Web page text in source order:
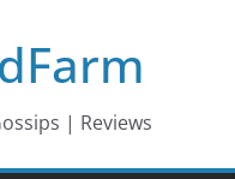
| Reviews